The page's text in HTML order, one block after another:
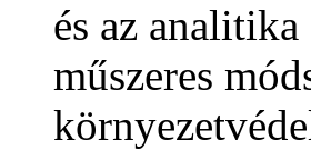
és az
műszeres